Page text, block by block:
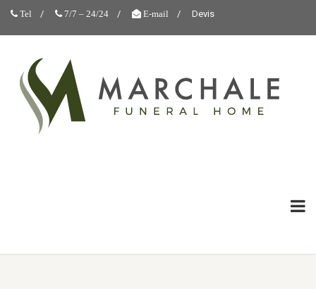
Tel 7/7 – 24/24 E-mail Devis